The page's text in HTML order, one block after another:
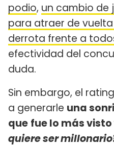
podio, un cambio de
para atraer de
derrota frente a
efectividad del
duda.
Sin embargo, el
a generarle una
que fue lo más
quiere ser